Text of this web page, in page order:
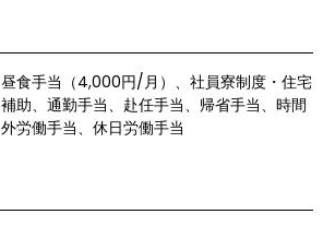
昼食手当（4,000円/月）、社員寮制度・住宅
補助、通勤手当、赴任手当、帰省手当、時間
外労働手当、休日労働手当